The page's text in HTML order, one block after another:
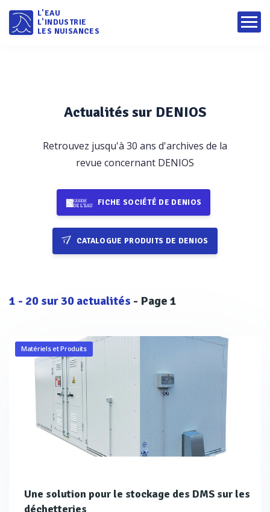
L'EAU
L'INDUSTRIE
LES NUISANCES
Actualités sur DENIOS
Retrouvez jusqu'à 30 ans d'archives de la
revue concernant DENIOS
FICHE SOCIÉTÉ DE DENIOS
CATALOGUE PRODUITS DE DENIOS
1 - 20 sur30 actualités - Page 1
Matériels et Produits
Une solution pour le stockage des DMS sur les
déchetteries